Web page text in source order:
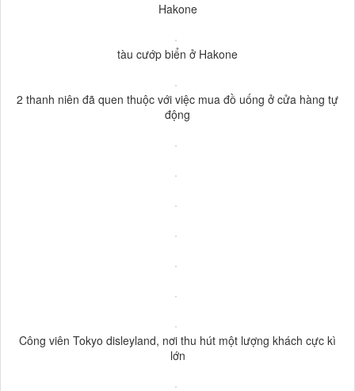
Hakone
tàu cướp biển ở Hakone
2 thanh niên đã quen thuộc với việc mua đồ uống ở cửa hàng tự
động
Công viên Tokyo disleyland, nơi thu hút một lượng khách cực kì
lớn